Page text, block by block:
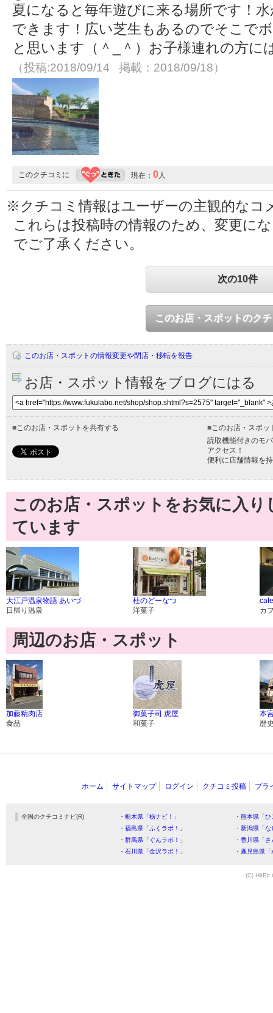
夏になると毎年遊びに来る場所です！
できます！広い芝生もあるのでそこで
と思います（＾_＾）お子様連れの方
（投稿:2018/09/14 掲載：2018/09/18）
このクチコミに 現在： 0人
※クチコミ情報はユーザーの主観的なコ
これらは投稿時の情報のため、変更に
でご了承ください。
次の10件
このお店・スポットのク
このお店・スポットの情報変更や閉店・移転を報告
お店・スポット情報をブログにはる
■このお店・スポットを共有する ■このお店・スポッ
読取機能付きのモ
アクセス！
便利に店舗情報を
このお店・スポットをお気に入
ています
大江戸温泉物語 あいづ
日帰り温泉
杜のどーなつ
洋菓子
カ
周辺のお店・スポット
加藤精肉店
食品
御菓子司 虎屋
和菓子
本
歴
ホーム サイトマップ ログイン クチコミ投稿 プラ
全国のクチコミナビ(R) ・栃木県「栃ナビ！」
・熊本県「
・福島県「ふくラボ！」
・新潟県「
・群馬県「ぐんラボ！」
・香川県「
・石川県「金沢ラボ！」
・鹿児島県
(C) HitBit